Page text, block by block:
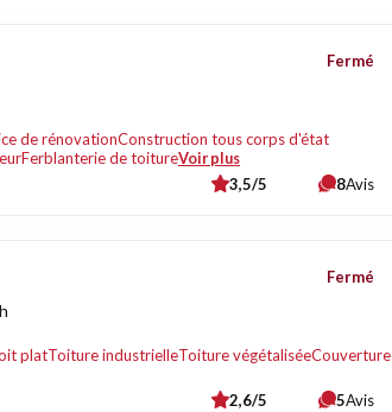
de rénovationConstruction tous corps d'état
Ferblanterie de toitureVoir plus
Fermé
3,5/5 8Avis
platToiture industrielleToiture végétaliséeCouverture
Fermé
2,6/5 5Avis